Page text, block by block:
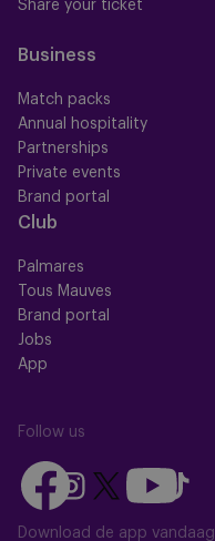
Share your ticket
Business
Match packs
Annual hospitality
Partnerships
Private events
Brand portal
Club
Palmares
Tous Mauves
Brand portal
Jobs
App
Follow us
Follow
us
on
Follow
us
on
Follow
on
Follow
us
on
Follow
us
on
Download de app vandaag